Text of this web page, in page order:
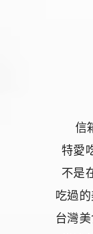
信
特愛
不是
吃過
台灣